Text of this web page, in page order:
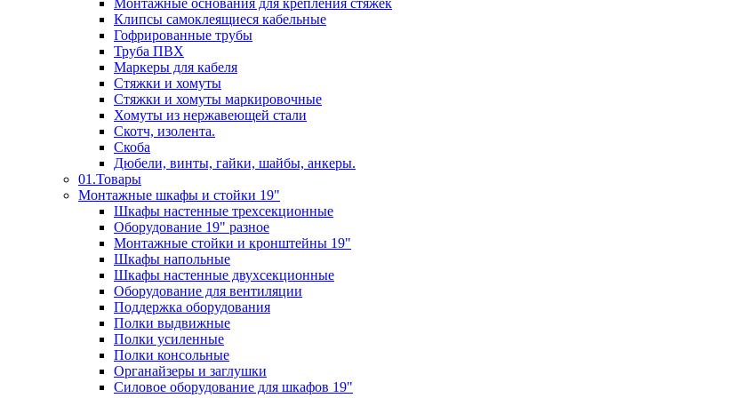
Монтажные основания для крепления стяжек
Клипсы самоклеящиеся кабельные
Гофрированные трубы
Труба ПВХ
Маркеры для кабеля
Стяжки и хомуты
Стяжки и хомуты маркировочные
Хомуты из нержавеющей стали
Скотч, изолента.
Скоба
Дюбели, винты, гайки, шайбы, анкеры.
01.Товары
Монтажные шкафы и стойки 19"
Шкафы настенные трехсекционные
Оборудование 19" разное
Монтажные стойки и кронштейны 19"
Шкафы напольные
Шкафы настенные двухсекционные
Оборудование для вентиляции
Поддержка оборудования
Полки выдвижные
Полки усиленные
Полки консольные
Органайзеры и заглушки
Силовое оборудование для шкафов 19"